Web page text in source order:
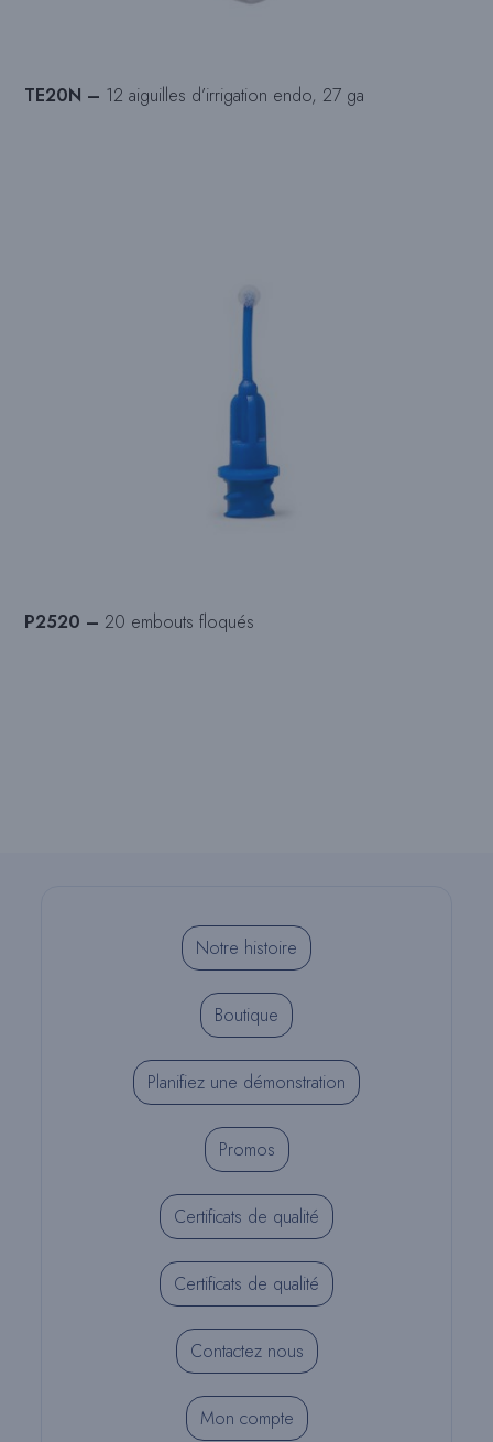
TE20N – 12 aiguilles d’irrigation endo, 27 ga
P2520 – 20 embouts floqués
Notre histoire
Boutique
Planifiez une démonstration
Promos
Certificats de qualité
Certificats de qualité
Contactez nous
Mon compte